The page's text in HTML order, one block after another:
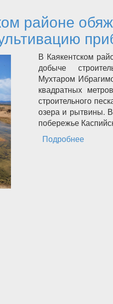
районе
В Каякентском
добыче
Мухтаром
квадратных
строительного
озера и рытвины.
побережье
Подробнее